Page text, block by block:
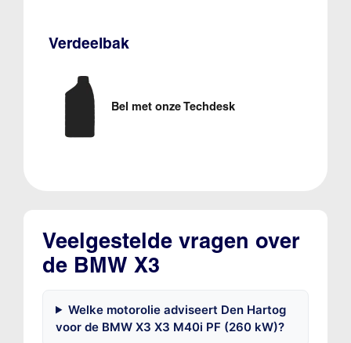
Verdeelbak
Bel met onze Techdesk
Veelgestelde vragen over
de BMW X3
Welke motorolie adviseert Den Hartog
voor de BMW X3 X3 M40i PF (260 kW)?